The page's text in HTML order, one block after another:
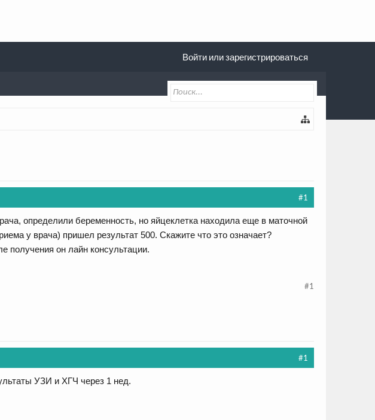
#1
определили беременность, но яйцеклетка находила еще в маточной
у врача) пришел результат 500. Скажите что это означает?
получения он лайн консультации.
#1
#1
УЗИ и ХГЧ через 1 нед.
Войти или зарегистрироваться